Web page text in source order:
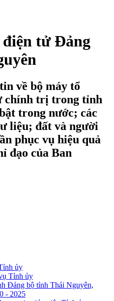
tử Đảng
về bộ máy tổ
chính trị trong tỉnh
trong nước; các
liệu; đất và người
phục vụ hiệu quả
đạo của Ban
ủy
Tỉnh ủy
Đảng bộ tỉnh Thái Nguyên,
- 2025